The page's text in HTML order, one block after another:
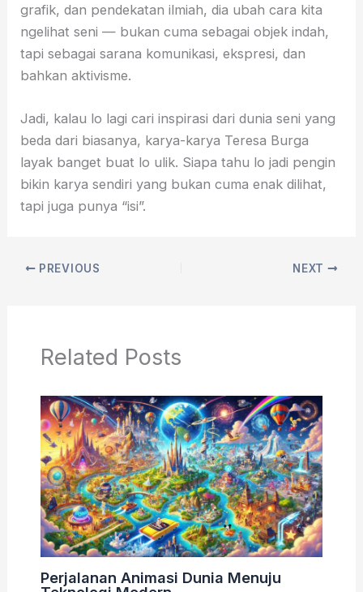
grafik, dan pendekatan ilmiah, dia ubah cara kita
ngelihat seni — bukan cuma sebagai objek indah,
tapi sebagai sarana komunikasi, ekspresi, dan
bahkan aktivisme.
Jadi, kalau lo lagi cari inspirasi dari dunia seni yang
beda dari biasanya, karya-karya Teresa Burga
layak banget buat lo ulik. Siapa tahu lo jadi pengin
bikin karya sendiri yang bukan cuma enak dilihat,
tapi juga punya “isi”.
PREVIOUS NEXT
Related Posts
Perjalanan Animasi Dunia Menuju